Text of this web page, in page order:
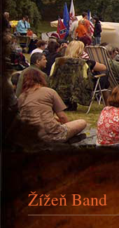
Žížeň Band